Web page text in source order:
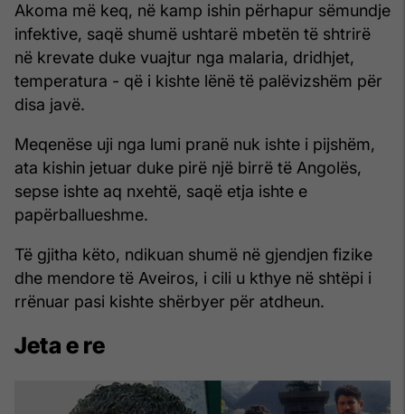
Akoma më keq, në kamp ishin përhapur sëmundje
infektive, saqë shumë ushtarë mbetën të shtrirë
në krevate duke vuajtur nga malaria, dridhjet,
temperatura - që i kishte lënë të palëvizshëm për
disa javë.
Meqenëse uji nga lumi pranë nuk ishte i pijshëm,
ata kishin jetuar duke pirë një birrë të Angolës,
sepse ishte aq nxehtë, saqë etja ishte e
papërballueshme.
Të gjitha këto, ndikuan shumë në gjendjen fizike
dhe mendore të Aveiros, i cili u kthye në shtëpi i
rrënuar pasi kishte shërbyer për atdheun.
Jeta e re